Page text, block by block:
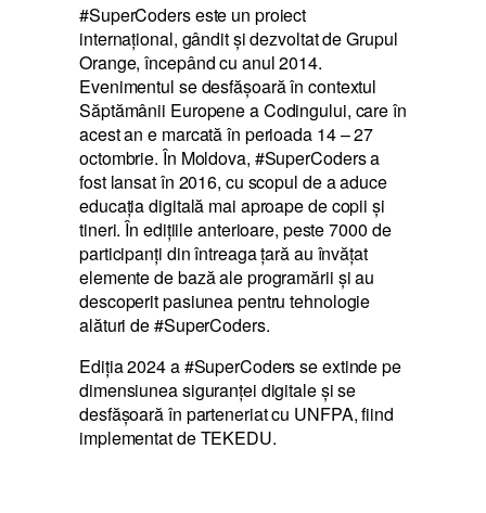
#SuperCoders este un proiect
internaţional, gândit şi dezvoltat de Grupul
Orange, începând cu anul 2014.
Evenimentul se desfășoară în contextul
Săptămânii Europene a Codingului, care în
acest an e marcată în perioada 14 – 27
octombrie. În Moldova, #SuperCoders a
fost lansat în 2016, cu scopul de a aduce
educația digitală mai aproape de copii și
tineri. În edițiile anterioare, peste 7000 de
participanți din întreaga țară au învățat
elemente de bază ale programării și au
descoperit pasiunea pentru tehnologie
alături de #SuperCoders.
Ediția 2024 a #SuperCoders se extinde pe
dimensiunea siguranței digitale și se
desfășoară în parteneriat cu UNFPA, fiind
implementat de TEKEDU.